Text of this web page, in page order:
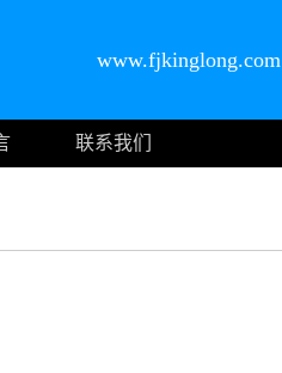
www.fjkinglong.com
联系我们